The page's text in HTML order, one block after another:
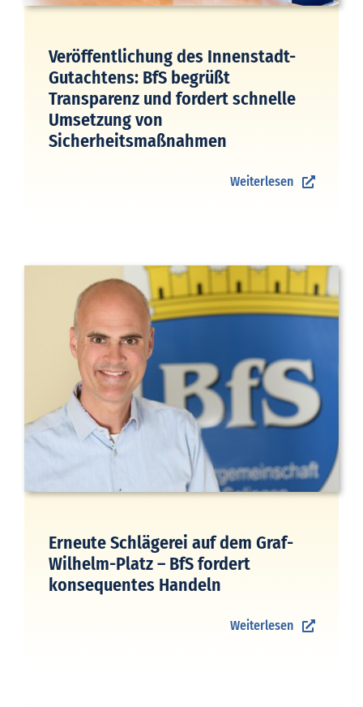
Veröffentlichung des Innenstadt-
Gutachtens: BfS begrüßt
Transparenz und fordert schnelle
Umsetzung von
Sicherheitsmaßnahmen
Weiterlesen
Erneute Schlägerei auf dem Graf-
Wilhelm-Platz – BfS fordert
konsequentes Handeln
Weiterlesen